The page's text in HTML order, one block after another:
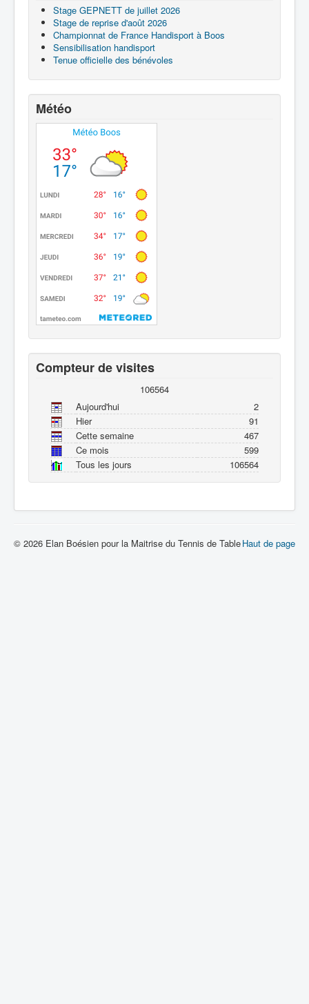
Stage GEPNETT de juillet 2026
Stage de reprise d'août 2026
Championnat de France Handisport à Boos
Sensibilisation handisport
Tenue officielle des bénévoles
Météo
Compteur de visites
106564
Aujourd'hui
2
Hier
91
Cette semaine
467
Ce mois
599
Tous les jours
106564
Haut de page
© 2026 Elan Boésien pour la Maitrise du Tennis de Table